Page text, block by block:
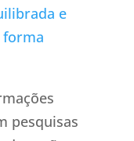
e
forma
pesquisas